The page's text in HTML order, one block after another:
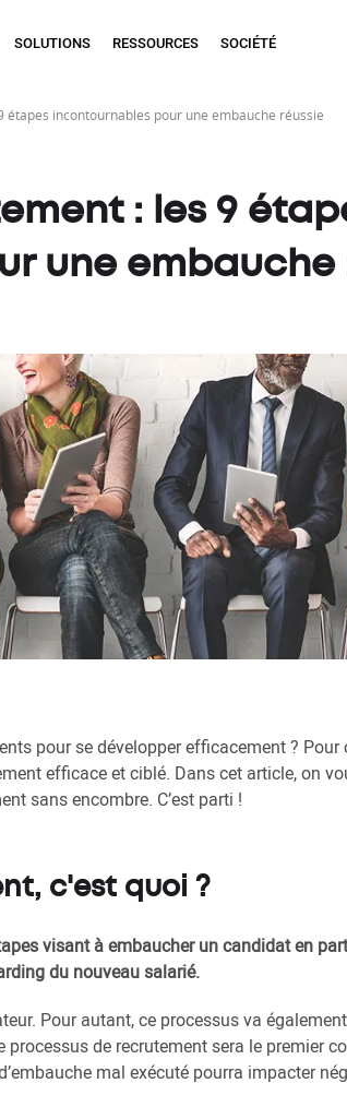
SOLUTIONS RESSOURCES SOCIÉTÉ
étapes incontournables pour une embauche réussie
: les 9
une embauche
pour se développer efficacement ? Pour
efficace et ciblé. Dans cet article, on
sans encombre. C’est parti !
c'est quoi ?
visant à embaucher un candidat en
du nouveau salarié.
Pour autant, ce processus va
de recrutement sera le premier
mal exécuté pourra impacter